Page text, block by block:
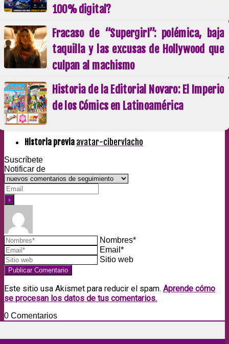
100% digital?
Fracaso de “Supergirl”: polémica, baja
taquilla y las excusas de Hollywood que
culpan al machismo
Historia de la Editorial Novaro: El Imperio
de los Cómics en Latinoamérica
Historia previa avatar-cibervlacho
Suscríbete
Notificar de
Nombres*
Email*
Sitio web
Este sitio usa Akismet para reducir el spam. Aprende cómo
se procesan los datos de tus comentarios.
0 Comentarios